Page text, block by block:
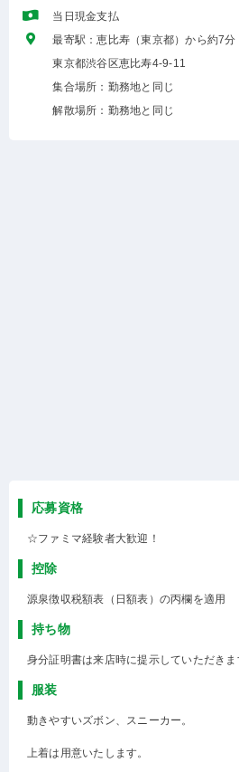
当日現金支払
最寄駅：恵比寿（東京都）から約7分
東京都渋谷区恵比寿4-9-11
集合場所：勤務地と同じ
解散場所：勤務地と同じ
応募資格
☆ファミマ経験者大歓迎！
控除
源泉徴収税額表（日額表）の丙欄を適用
持ち物
身分証明書は来店時に提示していただきま
服装
動きやすいズボン、スニーカー。
上着は用意いたします。